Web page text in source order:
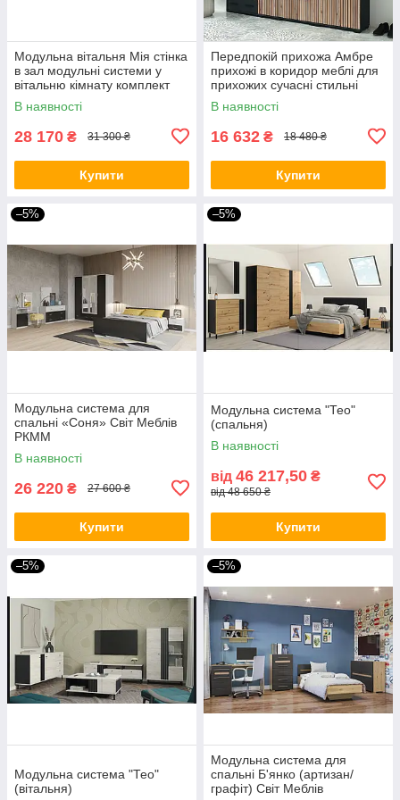
Модульна вітальня Мія стінка
в зал модульні системи у
вітальню кімнату комплект
меблів модульна система у
вітальню
В наявності
28 170 ₴ 31 300 ₴
Купити
Передпокій прихожа Амбре
прихожі в коридор меблі для
прихожих сучасні стильні
прихожі з дзеркалом та
шафою передпокої
В наявності
16 632 ₴ 18 480 ₴
Купити
–5%
Модульна система для
спальні «Соня» Світ Меблів
РКММ
В наявності
26 220 ₴ 27 600 ₴
Купити
–5%
Модульна система "Тео"
(спальня)
В наявності
від 46 217,50 ₴
від 48 650 ₴
Купити
–5%
Модульна система "Тео"
(вітальня)
–5%
Модульна система для
спальні Б'янко (артизан/
графіт) Світ Меблів